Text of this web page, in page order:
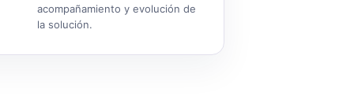
acompañamiento y evolución de
la solución.